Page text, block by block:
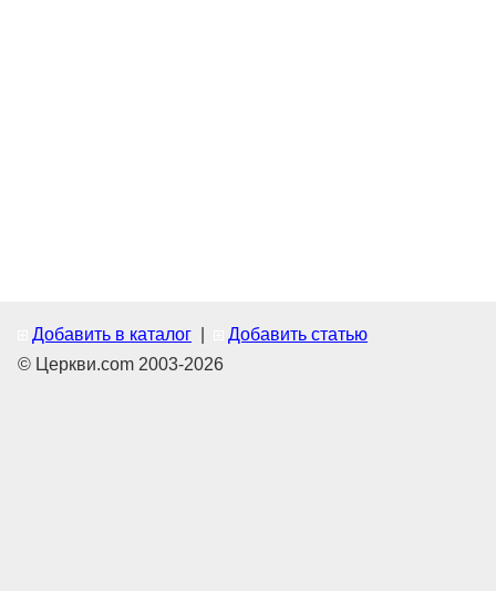
Добавить в каталог
Добавить статью
© Церкви.com 2003-2026